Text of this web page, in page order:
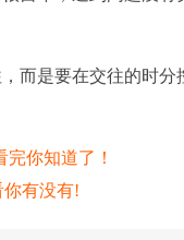
是要在交往的时分
你知道了！
你有没有!